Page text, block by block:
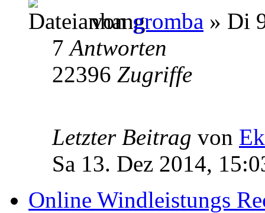
vongromba » Di
7Antworten
22396 Zugriffe
Letzter Beitrag von
Sa 13. Dez 2014,
Online Windleistungs